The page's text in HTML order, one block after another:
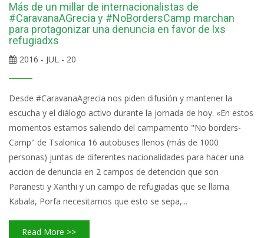
Más de un millar de internacionalistas de
#CaravanaAGrecia y #NoBordersCamp marchan
para protagonizar una denuncia en favor de lxs
refugiadxs
2016 - JUL - 20
Desde #CaravanaAgrecia nos piden difusión y mantener la
escucha y el diálogo activo durante la jornada de hoy. «En estos
momentos estamos saliendo del campamento "No borders-
Camp" de Tsalonica 16 autobuses llenos (más de 1000
personas) juntas de diferentes nacionalidades para hacer una
accion de denuncia en 2 campos de detencion que son
Paranesti y Xanthi y un campo de refugiadas que se llama
Kabala, Porfa necesitamos que esto se sepa,...
Read More >>